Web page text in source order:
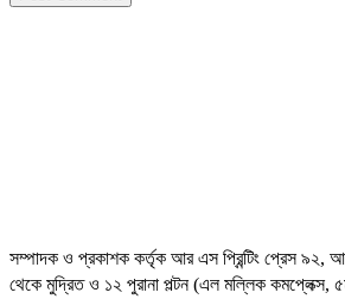
সম্পাদক ও প্রকাশক কর্তৃক আর এস প্রিন্টিং প্রেস ৯২,
থেকে মুদ্রিত ও ১২ পুরানা পল্টন (এল মল্লিক কমপ্লেক্স,